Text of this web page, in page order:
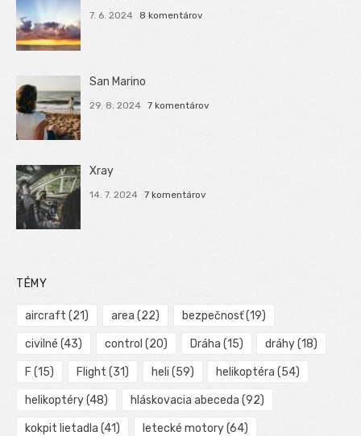
7. 6. 2024 8 komentárov
San Marino
29. 8. 2024 7 komentárov
Xray
14. 7. 2024 7 komentárov
TÉMY
aircraft (21) area (22) bezpečnosť(19)
civilné (43) control (20) Dráha (15) dráhy(18)
F (15) Flight (31) heli (59) helikoptéra (54)
helikoptéry(48) hláskovacia abeceda (92)
kokpit lietadla (41) letecké motory(64)